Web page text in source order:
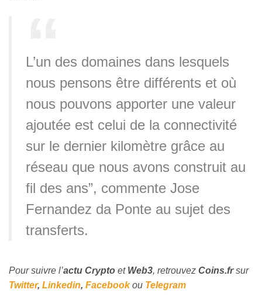
L’un des domaines dans lesquels
nous pensons être différents et où
nous pouvons apporter une valeur
ajoutée est celui de la connectivité
sur le dernier kilomètre grâce au
réseau que nous avons construit au
fil des ans”, commente Jose
Fernandez da Ponte au sujet des
transferts.
Pour suivre l’actu Crypto et Web3, retrouvez Coins.frsur
Twitter, Linkedin, Facebookou Telegram